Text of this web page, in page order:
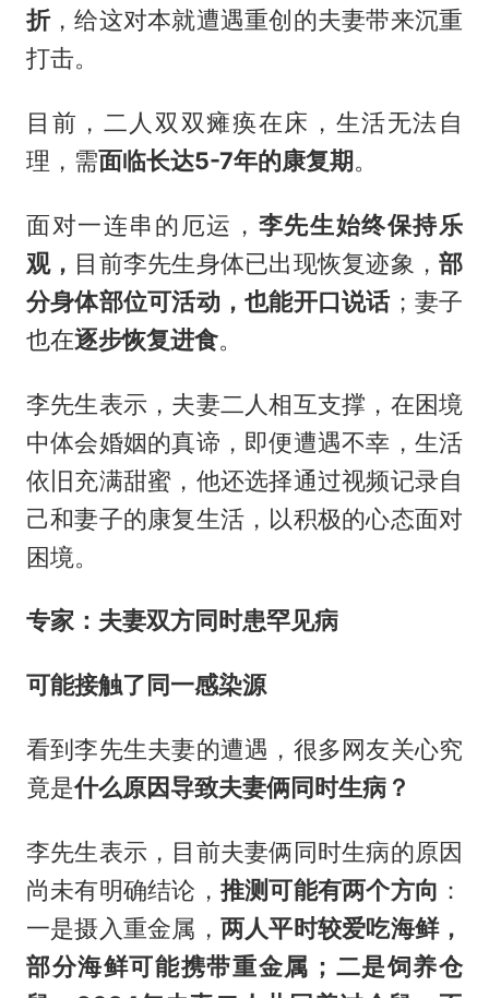
折，给这对本就遭遇重创的夫妻带来沉重
打击。
目前，二人双双瘫痪在床，生活无法自
理，需面临长达5-7年的康复期。
面对一连串的厄运， 李先生始终保持乐
观， 目前李先生身体已出现恢复迹象，部
分身体部位可活动，也能开口说话；妻子
也在逐步恢复进食。
李先生表示，夫妻二人相互支撑，在困境
中体会婚姻的真谛，即便遭遇不幸，生活
依旧充满甜蜜，他还选择通过视频记录自
己和妻子的康复生活，以积极的心态面对
困境。
专家：夫妻双方同时患罕见病
可能接触了同一感染源
看到李先生夫妻的遭遇，很多网友关心究
竟是什么原因导致夫妻俩同时生病？
李先生表示，目前夫妻俩同时生病的原因
尚未有明确结论， 推测可能有两个方向 ：
一是摄入重金属， 两人平时较爱吃海鲜，
部分海鲜可能携带重金属；二是饲养仓